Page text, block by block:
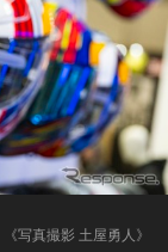
《写真撮影 土屋勇人》